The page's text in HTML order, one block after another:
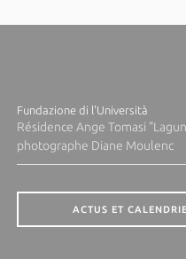
Fundazione di l'Università
Résidence Ange Tomasi
photographe Diane Moulenc
ACTUS ET